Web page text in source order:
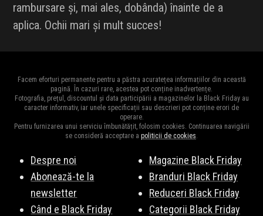
rambursare și, mai ales, dobânda) înainte de a
aplica. Ochii mari și mult succes!
Facem eforturi permanente pentru a păstra acuratețea informațiilor din această
pagină. În cazuri rare, acestea pot conține inadvertențe.
Fotografia, prețul, discountul și data participării a magazinelor la Black Friday au
caracter informativ, iar unele specificații sau descrieri pot conține erori de
operare.
Pentru furnizarea unui serviciu îmbunătățit, folosim cookies. Continuarea navigării
se consideră acceptare a politicii de cookies.
Despre noi
Abonează-te la
newsletter
Când e Black Friday
Magazine Black Friday
Branduri Black Friday
Reduceri Black Friday
Categorii Black Friday